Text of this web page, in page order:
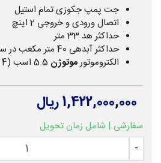
جت پمپ جکوزی تمام استیل
اتصال ورودی و خروجی 2 اینچ
حداکثر هد 33 متر
حداکثر آبدهی 40 متر مکعب در ساعت
الکتروموتورموتوژن
1,422,000,000 ریال
سفارشی | شامل زمان تحویل
-